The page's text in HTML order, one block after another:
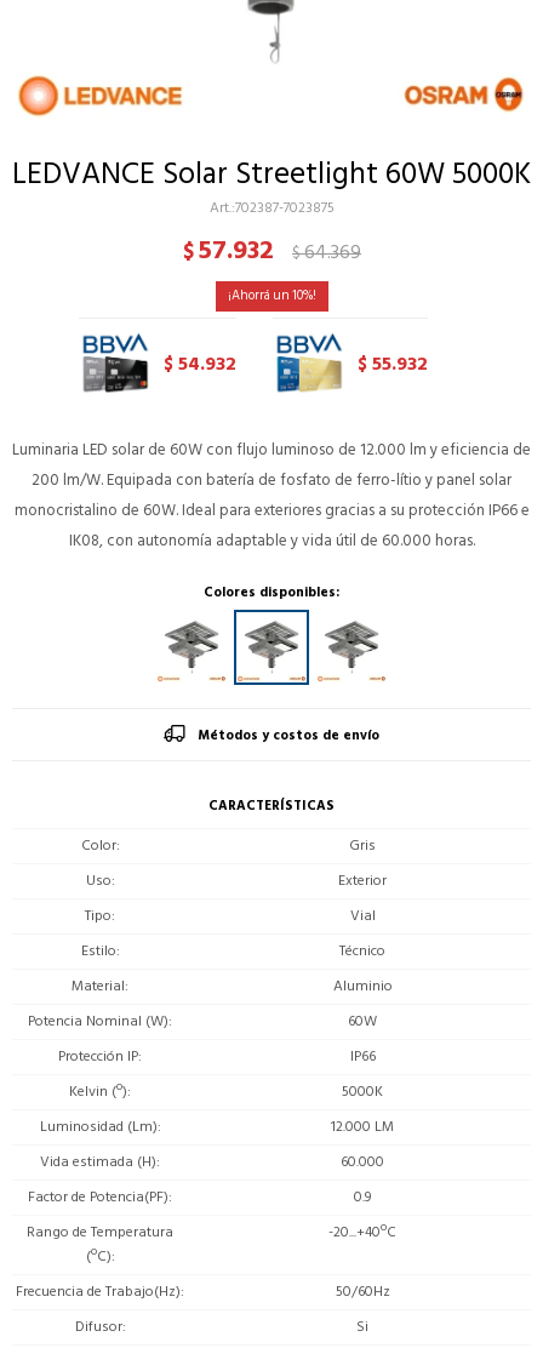
LEDVANCE Solar Streetlight 60W 5000K
702387-7023875
$57.932 $64.369
10
$54.932 $55.932
Luminaria LED solar de 60W con flujo luminoso de 12.000 lm y eficiencia de
200 lm/W. Equipada con batería de fosfato de ferro-lítio y panel solar
monocristalino de 60W. Ideal para exteriores gracias a su protección IP66 e
IK08, con autonomía adaptable y vida útil de 60.000 horas.
Colores disponibles:
Métodos y costos de envío
CARACTERÍSTICAS
Color
Gris
Uso
Exterior
Tipo
Vial
Estilo
Técnico
Material
Aluminio
Potencia Nominal (W)
60W
Protección IP
IP66
Kelvin (º)
5000K
Luminosidad (Lm)
12.000 LM
Vida estimada (H)
60.000
Factor de Potencia(PF)
0.9
Rango de Temperatura
(ºC)
-20...+40ºC
Frecuencia de Trabajo(Hz)
50/60Hz
Difusor
Si